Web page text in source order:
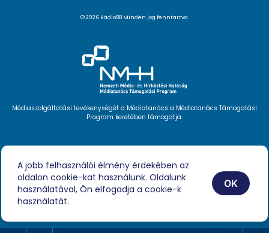
Videóink
Podcast
Híreink
Impresszum
© 2026 Rádio88 Minden jog fenntartva.
Médiaszolgáltatási tevékenységét a Médiatanács a Médiatanács Támogatási
Program keretében támogatja.
A jobb felhasználói élmény érdekében az
oldalon cookie-kat használunk. Oldalunk
használatával, Ön elfogadja a cookie-k
használatát.
OK